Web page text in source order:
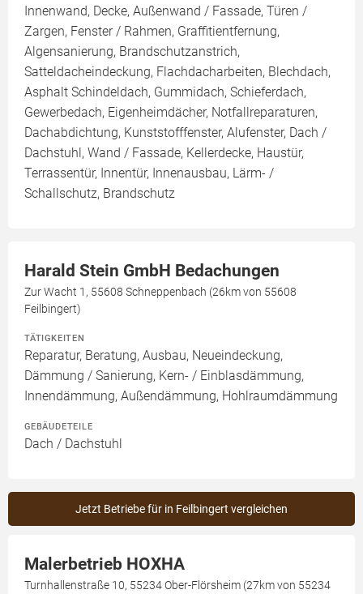
Innenwand, Decke, Außenwand / Fassade, Türen /
Zargen, Fenster / Rahmen, Graffitientfernung,
Algensanierung, Brandschutzanstrich,
Satteldacheindeckung, Flachdacharbeiten, Blechdach,
Asphalt Schindeldach, Gummidach, Schieferdach,
Gewerbedach, Eigenheimdächer, Notfallreparaturen,
Dachabdichtung, Kunststofffenster, Alufenster, Dach /
Dachstuhl, Wand / Fassade, Kellerdecke, Haustür,
Terrassentür, Innentür, Innenausbau, Lärm- /
Schallschutz, Brandschutz
Harald Stein GmbH Bedachungen
Zur Wacht 1, 55608 Schneppenbach (26km von 55608
Feilbingert)
TÄTIGKEITEN
Reparatur, Beratung, Ausbau, Neueindeckung,
Dämmung / Sanierung, Kern- / Einblasdämmung,
Innendämmung, Außendämmung, Hohlraumdämmung
GEBÄUDETEILE
Dach / Dachstuhl
Jetzt Betriebe für in Feilbingert vergleichen
Malerbetrieb HOXHA
Turnhallenstraße 10, 55234 Ober-Flörsheim (27km von 55234